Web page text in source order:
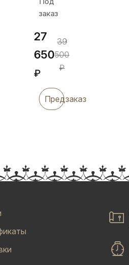
заказ
27
650
₽
39
500
₽
Предзаказ